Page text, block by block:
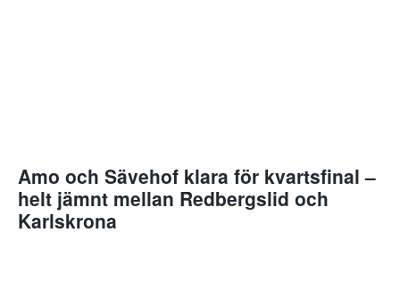
Amo och Sävehof klara för kvartsfinal –
helt jämnt mellan Redbergslid och
Karlskrona